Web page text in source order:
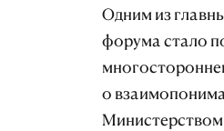
Одним из
форума стало
о
Министерством